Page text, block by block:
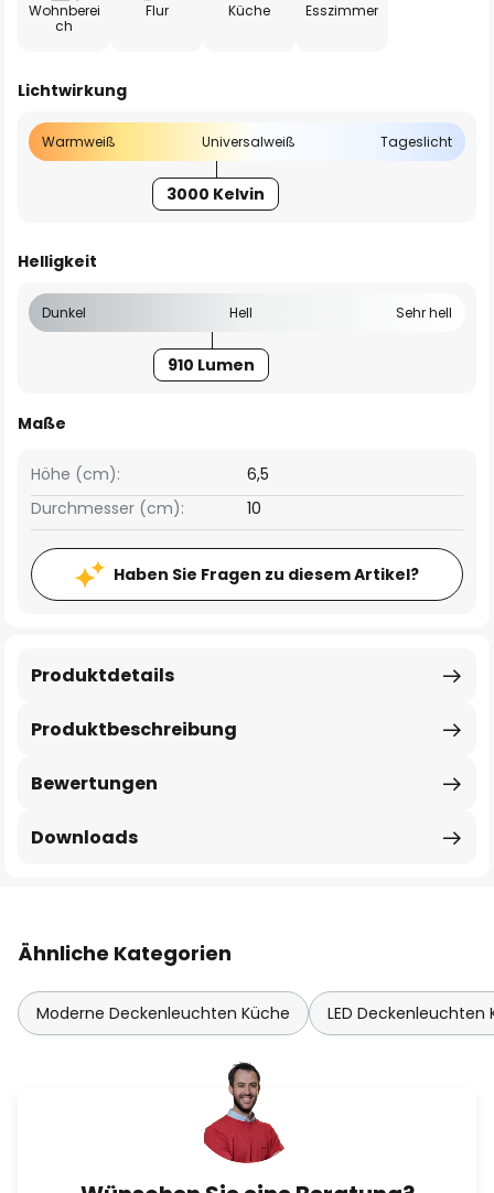
Wohnberei
ch
Flur Küche Esszimmer
Lichtwirkung
Warmweiß Universalweiß Tageslicht
3000 Kelvin
Helligkeit
Dunkel Hell Sehr hell
910 Lumen
Maße
Höhe (cm):
6,5
Durchmesser (cm):
10
Haben Sie Fragen zu diesem Artikel?
Produktbeschreibung
Produktdetails
Bewertungen
Downloads
Ähnliche Kategorien
Moderne Deckenleuchten Küche LED Deckenleuchten